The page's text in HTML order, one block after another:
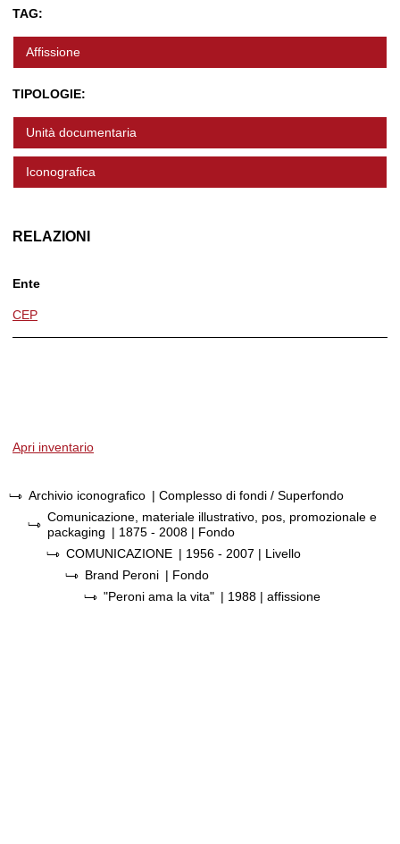
TAG:
Affissione
TIPOLOGIE:
Unità documentaria
Iconografica
RELAZIONI
Ente
CEP
Apri inventario
Archivio iconografico | Complesso di fondi / Superfondo
Comunicazione, materiale illustrativo, pos, promozionale e
packaging | 1875 - 2008 | Fondo
COMUNICAZIONE | 1956 - 2007 | Livello
Brand Peroni | Fondo
"Peroni ama la vita" | 1988 | affissione